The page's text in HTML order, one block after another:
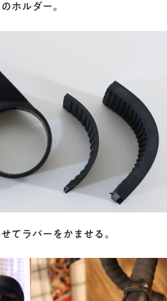
ホルダー。
てラバーをかませる。